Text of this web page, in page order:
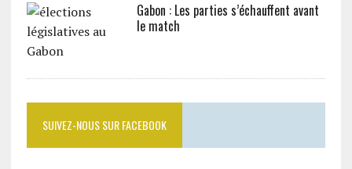
Gabon : Les parties s’échauffent avant
le match
SUIVEZ-NOUS SUR FACEBOOK